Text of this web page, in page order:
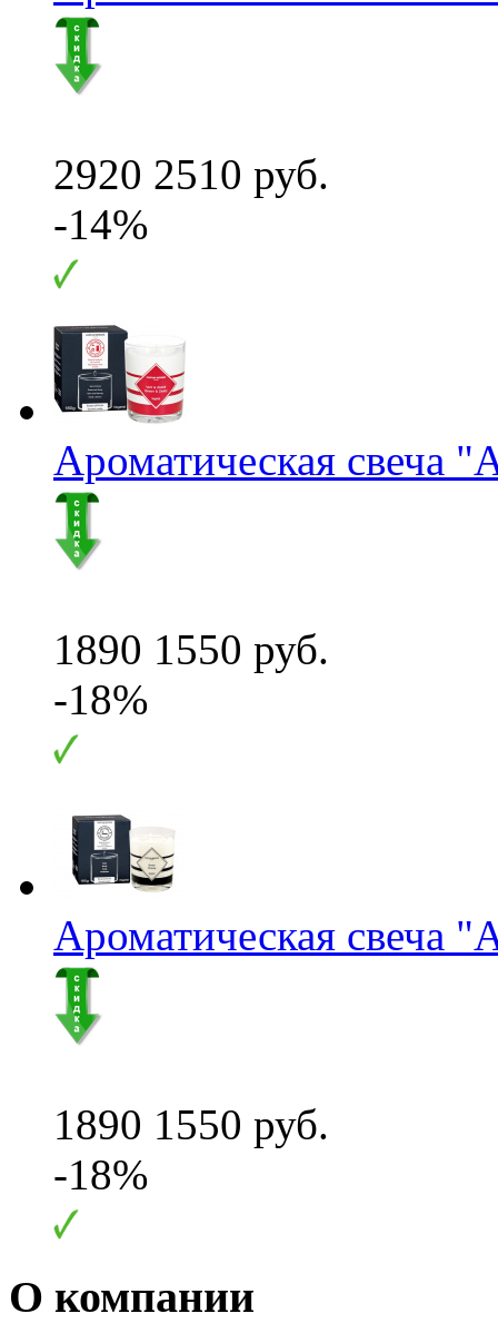
2920 2510 руб.
-14%
Ароматическая свеча
1890 1550 руб.
-18%
Ароматическая свеча
1890 1550 руб.
-18%
О компании